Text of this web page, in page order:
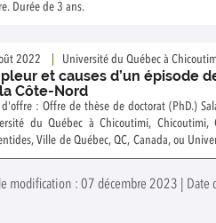
Durée de 3 ans.
2022
Université du Québec à
et causes d’un épisode
Côte-Nord
d'offre : Offre de thèse de doctorat (PhD.)
du Québec à Chicoutimi,
Ville de Québec, QC, Canada, ou Université du Québec à Chicoutimi Spécialité :
Énergie, Ressources naturelles – Écologie – Foresterie Date
modification : 07 décembre 2023 |